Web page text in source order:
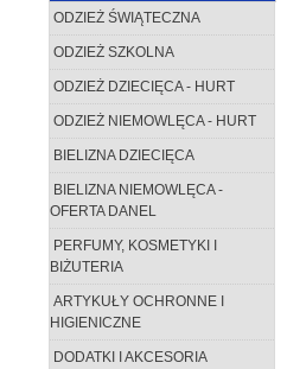
ODZIEŻ ŚWIĄTECZNA
ODZIEŻ SZKOLNA
ODZIEŻ DZIECIĘCA - HURT
ODZIEŻ NIEMOWLĘCA - HURT
BIELIZNA DZIECIĘCA
BIELIZNA NIEMOWLĘCA -
OFERTA DANEL
PERFUMY, KOSMETYKI I
BIŻUTERIA
ARTYKUŁY OCHRONNE I
HIGIENICZNE
DODATKI I AKCESORIA